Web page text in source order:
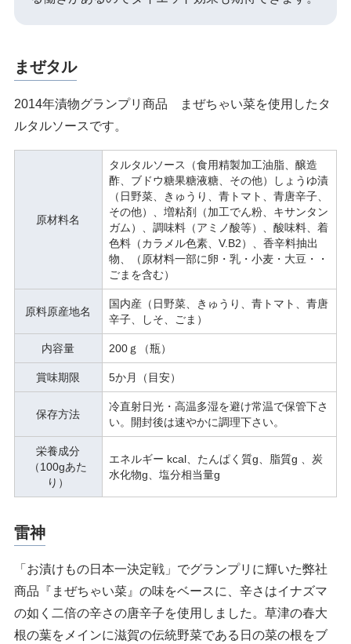
まぜタル
2014年漬物グランプリ商品 まぜちゃい菜を使用したタ
ルタルソースです。
原材料名
タルタルソース（食用精製加工油脂、醸造
酢、ブドウ糖果糖液糖、その他）しょうゆ漬
（日野菜、きゅうり、青トマト、青唐辛子、
その他）、増粘剤（加工でん粉、キサンタン
ガム）、調味料（アミノ酸等）、酸味料、着
色料（カラメル色素、V.B2）、香辛料抽出
物、（原材料一部に卵・乳・小麦・大豆・・
ごまを含む）
原料原産地名
国内産（日野菜、きゅうり、青トマト、青唐
辛子、しそ、ごま）
内容量 200ｇ（瓶）
賞味期限 5か月（目安）
保存方法
冷直射日光・高温多湿を避け常温で保管下さ
い。開封後は速やかに調理下さい。
栄養成分
（100gあた
り）
エネルギー kcal、たんぱく質g、脂質g 、炭
水化物g、塩分相当量g
雷神
「お漬けもの日本一決定戦」でグランプリに輝いた弊社
商品『まぜちゃい菜』の味をベースに、辛さはイナズマ
の如く二倍の辛さの唐辛子を使用しました。草津の春大
根の葉をメインに滋賀の伝統野菜である日の菜の根をブ